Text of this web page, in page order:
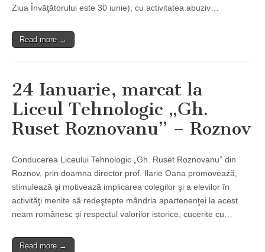
Ziua Învăţătorului este 30 iunie); cu activitatea abuziv…
Read more →
24 Ianuarie, marcat la
Liceul Tehnologic „Gh.
Ruset Roznovanu” – Roznov
Conducerea Liceului Tehnologic „Gh. Ruset Roznovanu” din
Roznov, prin doamna director prof. Ilarie Oana promovează,
stimulează şi motivează implicarea colegilor şi a elevilor în
activităţi menite să redeştepte mândria apartenenţei la acest
neam românesc şi respectul valorilor istorice, cucerite cu…
Read more →